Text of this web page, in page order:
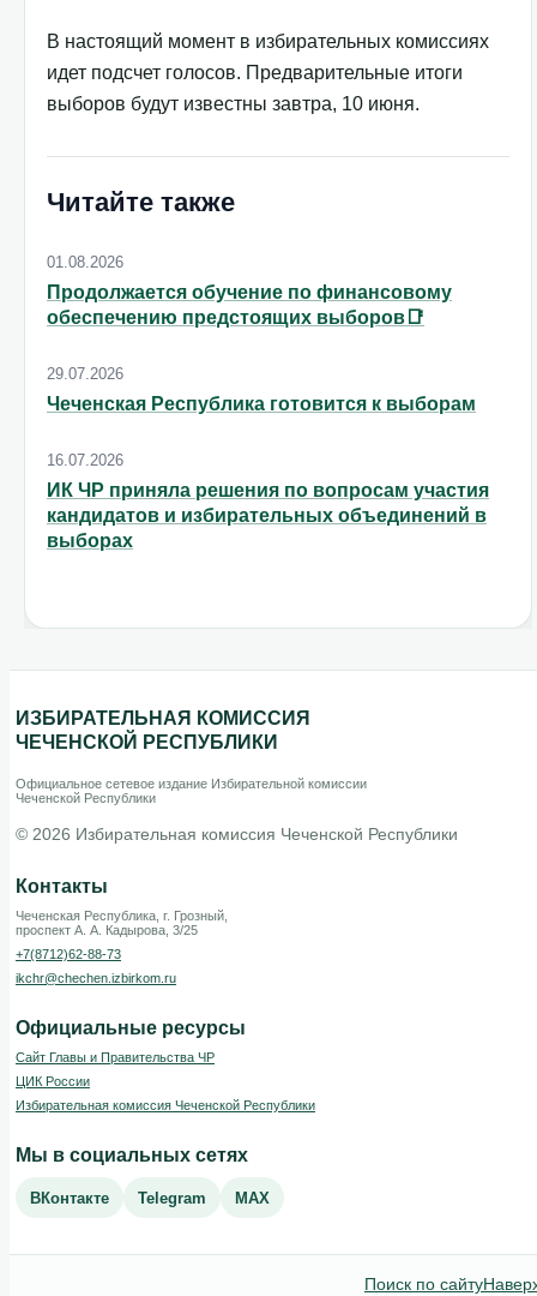
В настоящий момент в избирательных комиссиях
идет подсчет голосов. Предварительные итоги
выборов будут известны завтра, 10 июня.
Читайте также
01.08.2026
Продолжается обучение по финансовому
обеспечению предстоящих выборов📑
29.07.2026
Чеченская Республика готовится к выборам
16.07.2026
ИК ЧР приняла решения по вопросам участия
кандидатов и избирательных объединений в
выборах
ИЗБИРАТЕЛЬНАЯ КОМИССИЯ
ЧЕЧЕНСКОЙ РЕСПУБЛИКИ
Официальное сетевое издание Избирательной комиссии
Чеченской Республики
© 2026 Избирательная комиссия Чеченской Республики
Контакты
Чеченская Республика, г. Грозный,
проспект А. А. Кадырова, 3/25
+7(8712)62-88-73
ikchr@chechen.izbirkom.ru
Официальные ресурсы
Сайт Главы и Правительства ЧР
ЦИК России
Избирательная комиссия Чеченской Республики
Мы в социальных сетях
ВКонтакте Telegram MAX
Поиск по сайту